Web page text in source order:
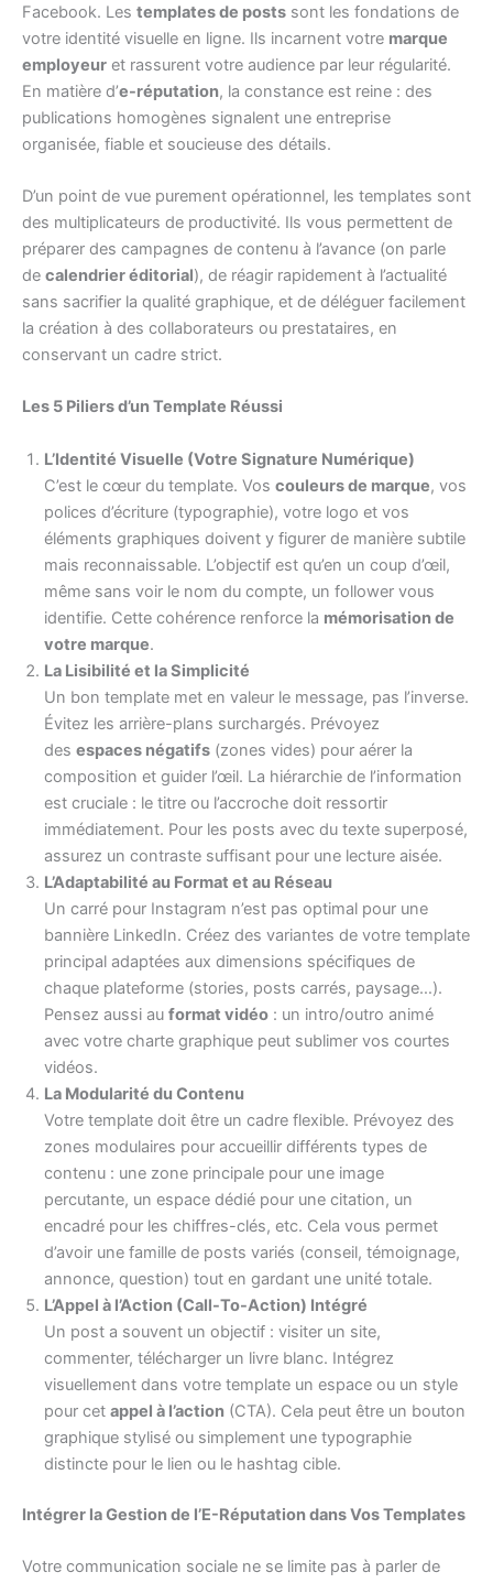
Facebook. Les templates de posts sont les fondations de
votre identité visuelle en ligne. Ils incarnent votre marque
employeur et rassurent votre audience par leur régularité.
En matière d’e-réputation, la constance est reine : des
publications homogènes signalent une entreprise
organisée, fiable et soucieuse des détails.
D’un point de vue purement opérationnel, les templates sont
des multiplicateurs de productivité. Ils vous permettent de
préparer des campagnes de contenu à l’avance (on parle
de calendrier éditorial), de réagir rapidement à l’actualité
sans sacrifier la qualité graphique, et de déléguer facilement
la création à des collaborateurs ou prestataires, en
conservant un cadre strict.
Les 5 Piliers d’un Template Réussi
L’Identité Visuelle (Votre Signature Numérique)
C’est le cœur du template. Vos couleurs de marque, vos
polices d’écriture (typographie), votre logo et vos
éléments graphiques doivent y figurer de manière subtile
mais reconnaissable. L’objectif est qu’en un coup d’œil,
même sans voir le nom du compte, un follower vous
identifie. Cette cohérence renforce la mémorisation de
votre marque.
La Lisibilité et la Simplicité
Un bon template met en valeur le message, pas l’inverse.
Évitez les arrière-plans surchargés. Prévoyez
des espaces négatifs (zones vides) pour aérer la
composition et guider l’œil. La hiérarchie de l’information
est cruciale : le titre ou l’accroche doit ressortir
immédiatement. Pour les posts avec du texte superposé,
assurez un contraste suffisant pour une lecture aisée.
L’Adaptabilité au Format et au Réseau
Un carré pour Instagram n’est pas optimal pour une
bannière LinkedIn. Créez des variantes de votre template
principal adaptées aux dimensions spécifiques de
chaque plateforme (stories, posts carrés, paysage…).
Pensez aussi au format vidéo : un intro/outro animé
avec votre charte graphique peut sublimer vos courtes
vidéos.
La Modularité du Contenu
Votre template doit être un cadre flexible. Prévoyez des
zones modulaires pour accueillir différents types de
contenu : une zone principale pour une image
percutante, un espace dédié pour une citation, un
encadré pour les chiffres-clés, etc. Cela vous permet
d’avoir une famille de posts variés (conseil, témoignage,
annonce, question) tout en gardant une unité totale.
L’Appel à l’Action (Call-To-Action) Intégré
Un post a souvent un objectif : visiter un site,
commenter, télécharger un livre blanc. Intégrez
visuellement dans votre template un espace ou un style
pour cet appel à l’action (CTA). Cela peut être un bouton
graphique stylisé ou simplement une typographie
distincte pour le lien ou le hashtag cible.
Intégrer la Gestion de l’E-Réputation dans Vos Templates
Votre communication sociale ne se limite pas à parler de